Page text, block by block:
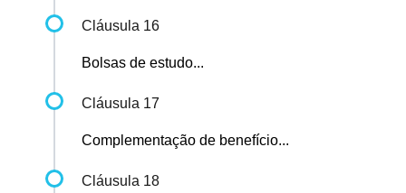
Cláusula 16
Bolsas de estudo...
Cláusula 17
Complementação de benefício...
Cláusula 18